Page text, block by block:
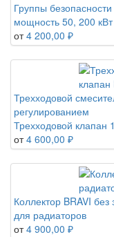
Группы безопасности
мощность 50, 200 кВт
от 4 200,00 ₽
Трехходовой
регулированием
Трехходовой клапан
от 4 600,00 ₽
Коллектор BRAVI
для радиаторов
от 4 900,00 ₽